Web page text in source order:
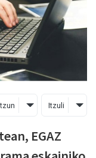
Itzuli
EGAZ